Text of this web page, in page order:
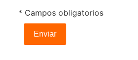
* Campos obligatorios